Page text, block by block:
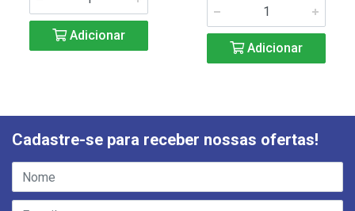
Adicionar
Adicionar
Cadastre-se para receber nossas ofertas!